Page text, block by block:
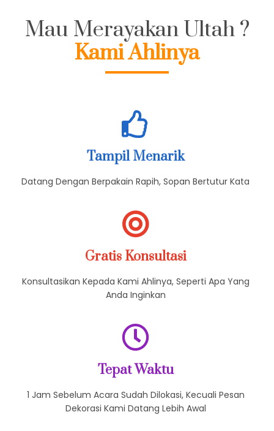
Mau Merayakan Ultah ?
Datang Dengan Berpakain Rapih, Sopan Bertutur Kata
Gratis Konsultasi
Konsultasikan Kepada Kami Ahlinya, Seperti Apa Yang
Anda Inginkan
Tepat Waktu